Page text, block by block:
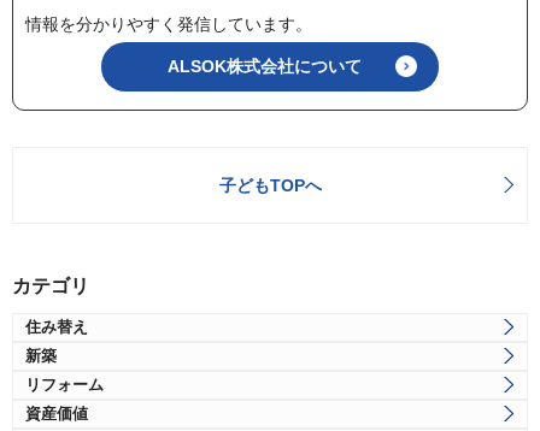
情報を分かりやすく発信しています。
ALSOK株式会社について
子どもTOPへ
カテゴリ
住み替え
新築
リフォーム
資産価値